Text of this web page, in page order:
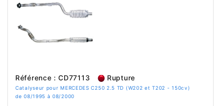
Référence : CD77113 Rupture
Catalyseur pour MERCEDES C250 2.5 TD (W202 et T202 - 150cv)
de 08/1995 à 08/2000